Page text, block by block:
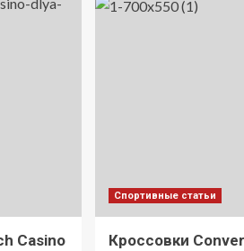
Casino
Спортивные статьи
Кроссовки